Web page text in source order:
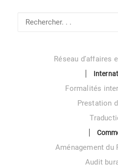
Réseau d’affaires
Formalités
Prestation
Aménagement du
Audit